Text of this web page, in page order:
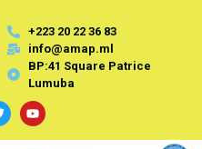
+223 20 22 36 83
info@amap.ml
BP:41 Square Patrice
Lumuba